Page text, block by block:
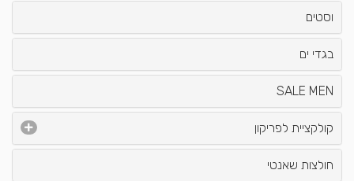
וסטים
בגדי ים
SALE MEN
קולקציית לפריקון
חולצות שאנטי